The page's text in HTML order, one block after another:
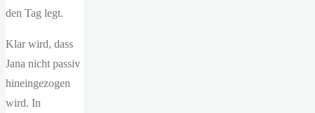
den Tag legt.
Klar wird, dass
Jana nicht passiv
hineingezogen
wird. In